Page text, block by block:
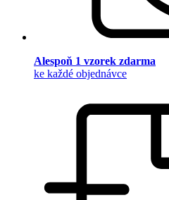
Alespoň 1 vzorek zdarma
ke každé objednávce